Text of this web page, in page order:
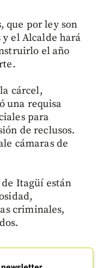
que por ley son
el Alcalde hará
el año
cárcel,
una requisa
para
de reclusos.
cámaras de
Itagüí están
criminales,